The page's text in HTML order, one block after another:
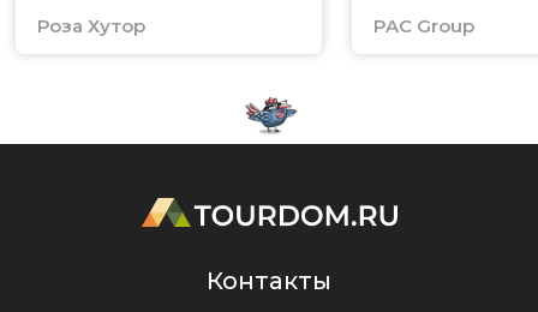
Роза Хутор PAC Group
Контакты